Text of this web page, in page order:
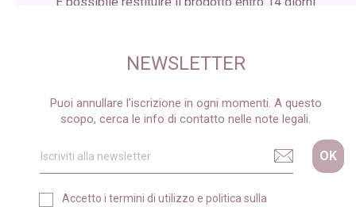
NEWSLETTER
Puoi annullare l'iscrizione in ogni momenti. A questo
scopo, cerca le info di contatto nelle note legali.
Accetto i termini di utilizzo e politica sulla